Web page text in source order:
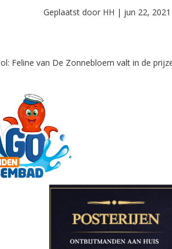
Geplaatst door HH | jun 22, 2021